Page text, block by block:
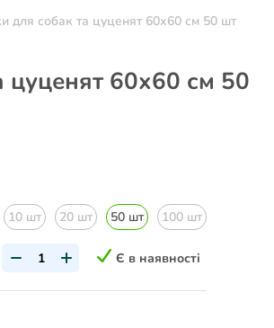
для собак та цуценят 60х60 см 50 шт
60х60 см 50
10 шт 20 шт 50 шт 100 шт
Є в наявності